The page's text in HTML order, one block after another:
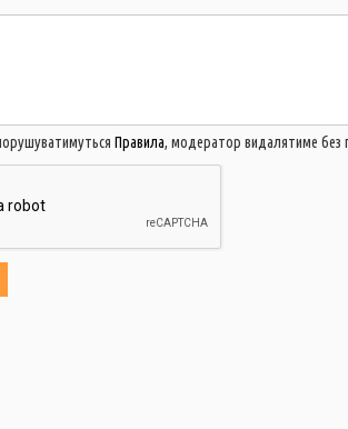
Правила, модератор видалятиме без